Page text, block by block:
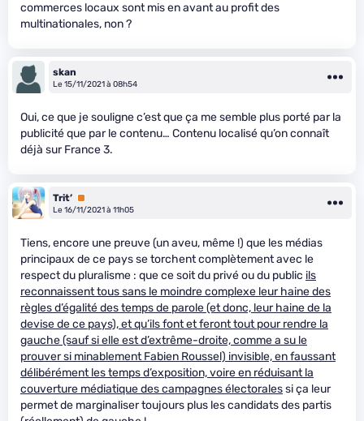
commerces locaux sont mis en avant au profit des
multinationales, non ?
skan
Le 15/11/2021 à 08h54
Oui, ce que je souligne c’est que ça me semble plus porté par la
publicité que par le contenu… Contenu localisé qu’on connaît
déjà sur France 3.
Trit’ Premium
Le 16/11/2021 à 11h05
Tiens, encore une preuve (un aveu, même !) que les médias
principaux de ce pays se torchent complètement avec le
respect du pluralisme : que ce soit du privé ou du public ils
reconnaissent tous sans le moindre complexe leur haine des
règles d’égalité des temps de parole (et donc, leur haine de la
devise de ce pays), et qu’ils font et feront tout pour rendre la
gauche (sauf si elle est d’extrême-droite, comme a su le
prouver si minablement Fabien Roussel) invisible, en faussant
délibérément les temps d’exposition, voire en réduisant la
couverture médiatique des campagnes électoralessi ça leur
permet de marginaliser toujours plus les candidats des partis